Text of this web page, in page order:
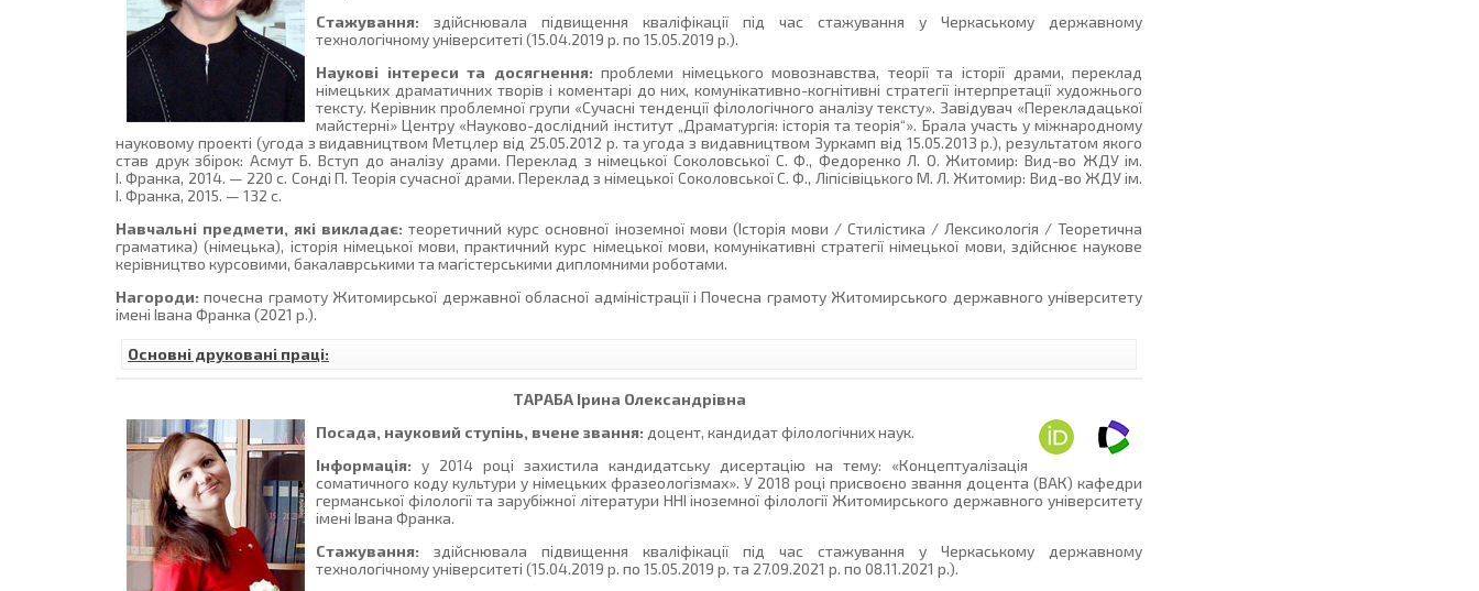
Стажування: здійснювала підвищення кваліфікації під час стажування у Черкаському державному
технологічному університеті (15.04.2019 р. по 15.05.2019 р.).
Наукові інтереси та досягнення: проблеми німецького мовознавства, теорії та історії драми, переклад
німецьких драматичних творів і коментарі до них, комунікативно-когнітивні стратегії інтерпретації художнього
тексту. Керівник проблемної групи «Сучасні тенденції філологічного аналізу тексту». Завідувач «Перекладацької
майстерні» Центру «Науково-дослідний інститут „Драматургія: історія та теорія“». Брала участь у міжнародному
науковому проекті (угода з видавництвом Метцлер від 25.05.2012 р. та угода з видавництвом Зуркамп від 15.05.2013 р.), результатом якого
став друк збірок: Асмут Б. Вступ до аналізу драми. Переклад з німецької Соколовської С. Ф., Федоренко Л. О. Житомир: Вид-во ЖДУ ім.
І. Франка, 2014. — 220 с. Сонді П. Теорія сучасної драми. Переклад з німецької Соколовської С. Ф., Ліпісівіцького М. Л. Житомир: Вид-во ЖДУ ім.
І. Франка, 2015. — 132 с.
Навчальні предмети, які викладає: теоретичний курс основної іноземної мови (Історія мови / Стилістика / Лексикологія / Теоретична
граматика) (німецька), історія німецької мови, практичний курс німецької мови, комунікативні стратегії німецької мови, здійснює наукове
керівництво курсовими, бакалаврськими та магістерськими дипломними роботами.
Нагороди: почесна грамоту Житомирської державної обласної адміністрації і Почесна грамоту Житомирського державного університету
імені Івана Франка (2021 р.).
Основні друковані праці:
ТАРАБАІрина Олександрівна
Посада, науковий ступінь, вчене звання: доцент, кандидат філологічних наук.
Інформація:у 2014 році захистила кандидатську дисертацію на тему: «Концептуалізація
соматичного коду культури у німецьких фразеологізмах». У 2018 році присвоєно звання доцента (ВАК) кафедри
германської філології та зарубіжної літератури ННІ іноземної філології Житомирського державного університету
імені Івана Франка.
Стажування: здійснювала підвищення кваліфікації під час стажування у Черкаському державному
технологічному університеті (15.04.2019 р. по 15.05.2019 р. та 27.09.2021 р. по 08.11.2021 р.).